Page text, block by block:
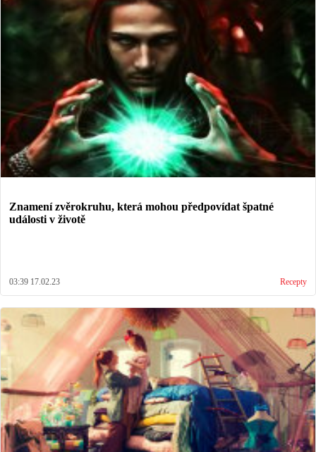
Znamení zvěrokruhu, která mohou předpovídat špatné
události v životě
03:39 17.02.23 Recepty